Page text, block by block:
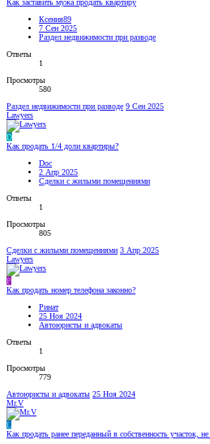
Как заставить мужа продать квартиру
Ксения89
7 Сен 2025
Раздел недвижимости при разводе
Ответы
1
Просмотры
580
Раздел недвижимости при разводе 9 Сен 2025
Lawyers
D
Как продать 1/4 доли квартиры?
Doc
2 Апр 2025
Сделки с жилыми помещениями
Ответы
1
Просмотры
805
Сделки с жилыми помещениями 3 Апр 2025
Lawyers
Р
Как продать номер телефона законно?
Ринат
25 Ноя 2024
Автоюристы и адвокаты
Ответы
1
Просмотры
779
Автоюристы и адвокаты 25 Ноя 2024
Mr.V
L
Как продать ранее переданный в собственность участок,